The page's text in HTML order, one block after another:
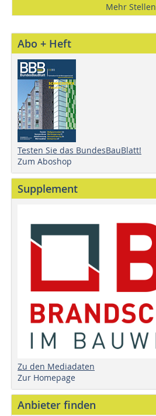
Mehr Stellen
Abo + Heft
Testen Sie das BundesBauBlatt!
Zum Aboshop
Supplement
Zu den Mediadaten
Zur Homepage
Anbieter finden